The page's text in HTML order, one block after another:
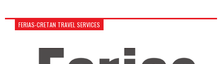
FERIAS-CRETAN TRAVEL SERVICES